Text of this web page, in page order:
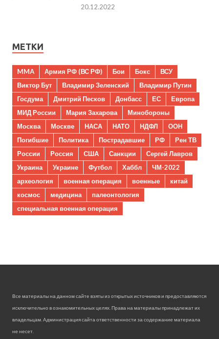
20.12.2022
МЕТКИ
MMA Армия РФ (ВС РФ) Бои Бокс
ВСУ
Виктор Бут
Владимир Зеленский
Владимир Путин
Госдума
Дмитрий Песков Донбасс ЕС
Европа
МИД России
Мария Захарова
Минобороны
Москва
Москве НАСА НАТО НДФЛ
ООН
Погибшие
Политика Пострадавшие РФ
Рен ТВ
России
Россия США Санкции
Сергей Лавров
Украина
Украине Футбол Хаббл
ЧМ-2022
археология
военная операция военные
китай
космос
медицина
палеонтология
специальная военная операция
Все материалы на данном сайте взяты из открытых источников и предоставляются
исключительно в ознакомительных целях. Права на материалы принадлежат их
владельцам. Администрация сайта ответственности за содержание материала
не несет.